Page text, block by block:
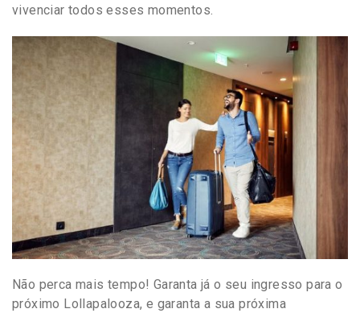
vivenciar todos esses momentos.
Não perca mais tempo! Garanta já o seu ingresso para o
próximo Lollapalooza, e garanta a sua próxima